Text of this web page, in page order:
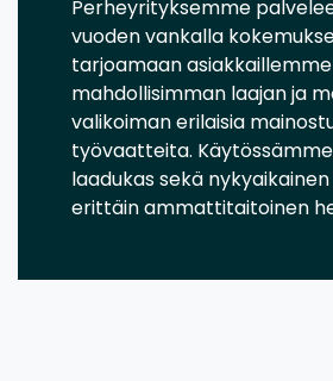
Perheyrityksemme
vuoden vankalla
tarjoamaan asiakkaillemme
mahdollisimman laajan ja
valikoiman erilaisia
työvaatteita.
laadukas sekä
erittäin ammattitaitoinen